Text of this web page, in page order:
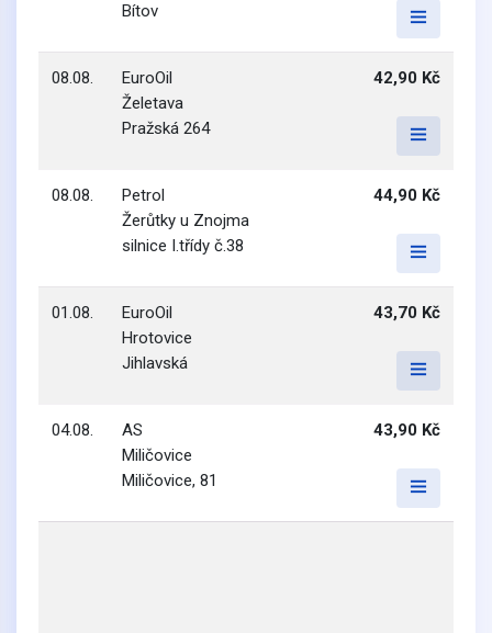
Bítov
08.08.
EuroOil
Želetava
Pražská 264
42,90 Kč
08.08.
Petrol
Žerůtky u Znojma
silnice I.třídy č.38
44,90 Kč
01.08.
EuroOil
Hrotovice
Jihlavská
43,70 Kč
04.08.
AS
Miličovice
Miličovice, 81
43,90 Kč